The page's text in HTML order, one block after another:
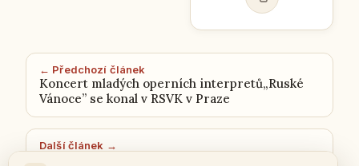
← Předchozí článek
Koncert mladých operních interpretů„Ruské
Vánoce” se konal v RSVK v Praze
Další článek →